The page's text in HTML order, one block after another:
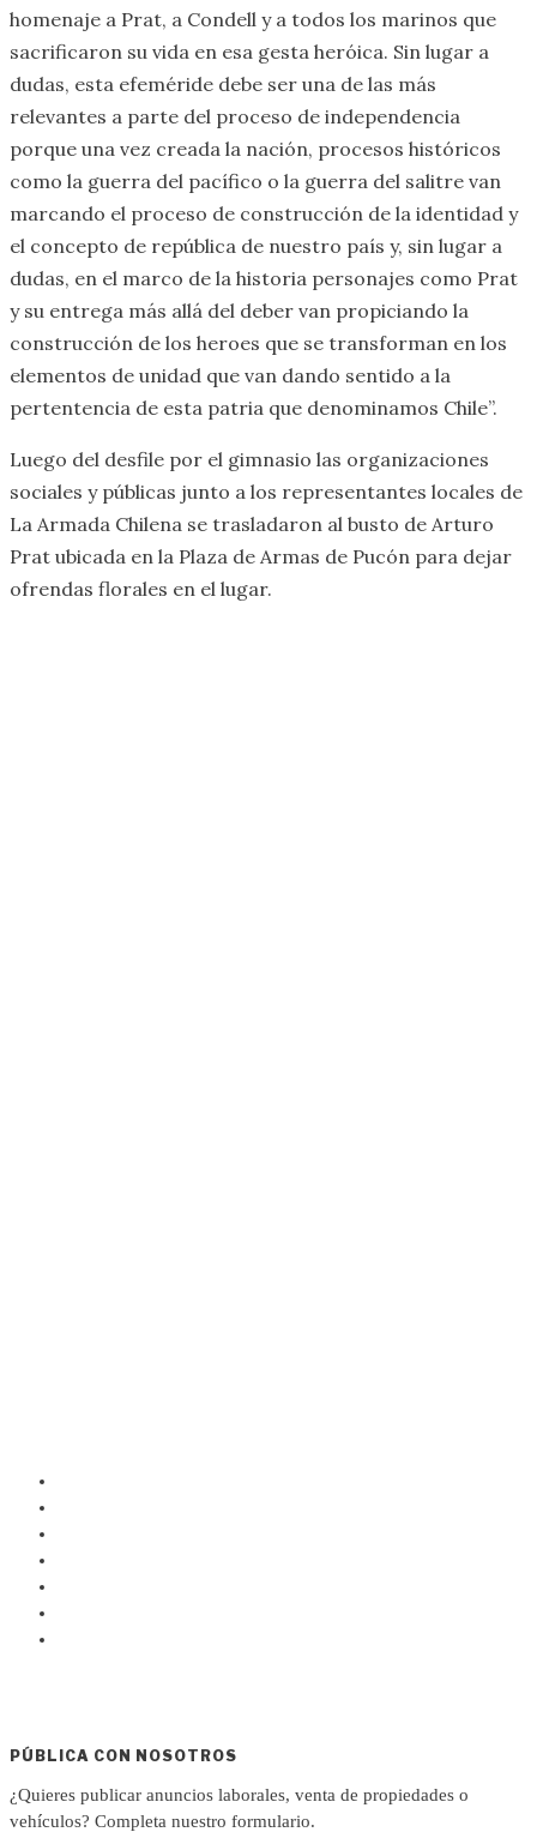
homenaje a Prat, a Condell y a todos los marinos que
sacrificaron su vida en esa gesta heróica. Sin lugar a
dudas, esta efeméride debe ser una de las más
relevantes a parte del proceso de independencia
porque una vez creada la nación, procesos históricos
como la guerra del pacífico o la guerra del salitre van
marcando el proceso de construcción de la identidad y
el concepto de república de nuestro país y, sin lugar a
dudas, en el marco de la historia personajes como Prat
y su entrega más allá del deber van propiciando la
construcción de los heroes que se transforman en los
elementos de unidad que van dando sentido a la
pertentencia de esta patria que denominamos Chile”.
Luego del desfile por el gimnasio las organizaciones
sociales y públicas junto a los representantes locales de
La Armada Chilena se trasladaron al busto de Arturo
Prat ubicada en la Plaza de Armas de Pucón para dejar
ofrendas florales en el lugar.
PÚBLICA CON NOSOTROS
¿Quieres publicar anuncios laborales, venta de propiedades o
vehículos? Completa nuestro formulario.